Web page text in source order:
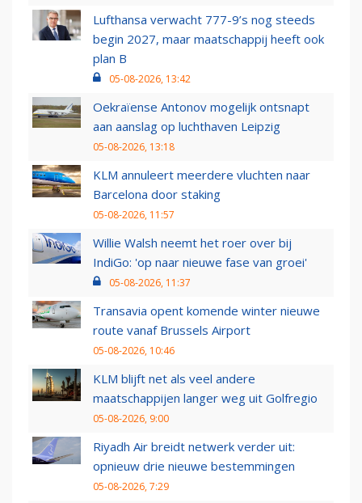
Lufthansa verwacht 777-9’s nog steeds
begin 2027, maar maatschappij heeft ook
plan B
05-08-2026, 13:42
Oekraïense Antonov mogelijk ontsnapt
aan aanslag op luchthaven Leipzig
05-08-2026, 13:18
KLM annuleert meerdere vluchten naar
Barcelona door staking
05-08-2026, 11:57
Willie Walsh neemt het roer over bij
IndiGo: 'op naar nieuwe fase van groei'
05-08-2026, 11:37
Transavia opent komende winter nieuwe
route vanaf Brussels Airport
05-08-2026, 10:46
KLM blijft net als veel andere
maatschappijen langer weg uit Golfregio
05-08-2026, 9:00
Riyadh Air breidt netwerk verder uit:
opnieuw drie nieuwe bestemmingen
05-08-2026, 7:29